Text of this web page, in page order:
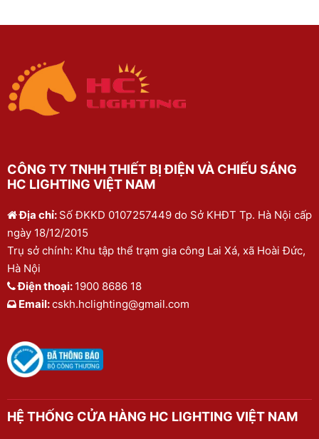
CÔNG TY TNHH THIẾT BỊ ĐIỆN VÀ CHIẾU SÁNG
HC LIGHTING VIỆT NAM
Địa chỉ: Số ĐKKD 0107257449 do Sở KHĐT Tp. Hà Nội cấp
ngày 18/12/2015
Trụ sở chính: Khu tập thể trạm gia công Lai Xá, xã Hoài Đức,
Hà Nội
Điện thoại: 1900 8686 18
Email:cskh.hclighting@gmail.com
HỆ THỐNG CỬA HÀNG HC LIGHTING VIỆT NAM